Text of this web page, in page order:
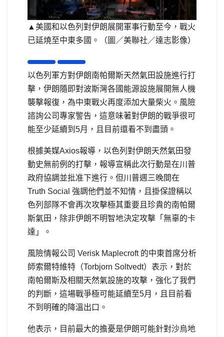
▲美國和以色列對伊朗展開軍事行動至今，戰火
已延燒至中東多國。（圖／美聯社／達志影像）
以色列軍方對伊朗南帕爾斯天然氣田設施進行打
擊，伊朗隨即對波斯灣各國能源設施展開無人機
襲擊報復，為中東戰火再度添加大量柴火。風險
諮詢公司專家警告，這意味著對伊朗的戰爭很可
能至少延續到5月，且目前還看不到盡頭。
根據美媒Axios報導，以色列對伊朗天然氣田發
動史無前例的打擊，報導宣稱此次行動是在川普
政府協調並批准下進行。但川普週三晚間在
Truth Social 強調他們並不知情，且掛保證稱以
色列部隊不會再次攻擊極其重要且珍貴的南帕爾
斯氣田，除非伊朗不明智地決定攻擊「無辜的卡
達」。
風險情報公司 Verisk Maplecroft 的中東首席分析
師索爾特維特（Torbjorn Soltvedt）表示，對於
南帕爾斯及相關天然氣設施的攻擊，強化了我們
的判斷，這場戰爭極可能延續至5月，且目前看
不到明確的降溫出口。
他表示，目前最大的擔憂是伊朗可能針對沙烏地